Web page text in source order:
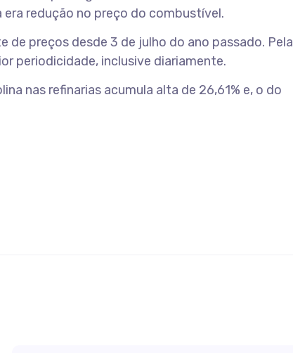
redução no preço do combustível.
preços desde 3 de julho do ano passado. Pela
periodicidade, inclusive diariamente.
nas refinarias acumula alta de 26,61% e, o do